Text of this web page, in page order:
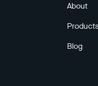
About
Blog